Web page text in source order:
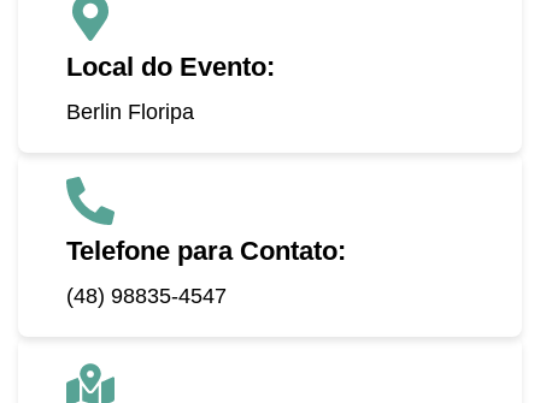
Local do Evento:
Berlin Floripa
Telefone para Contato:
(48) 98835-4547